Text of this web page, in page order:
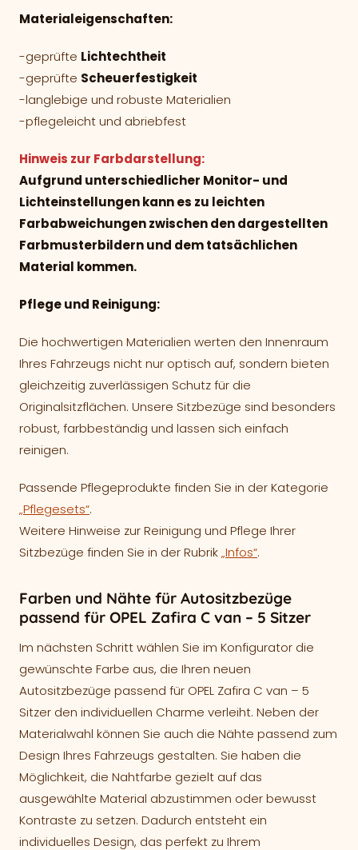
Materialeigenschaften:
-geprüfte Lichtechtheit
-geprüfte Scheuerfestigkeit
-langlebige und robuste Materialien
-pflegeleicht und abriebfest
Hinweis zur Farbdarstellung:
Aufgrund unterschiedlicher Monitor- und
Lichteinstellungen kann es zu leichten
Farbabweichungen zwischen den dargestellten
Farbmusterbildern und dem tatsächlichen
Material kommen.
Pflege und Reinigung:
Die hochwertigen Materialien werten den Innenraum
Ihres Fahrzeugs nicht nur optisch auf, sondern bieten
gleichzeitig zuverlässigen Schutz für die
Originalsitzflächen. Unsere Sitzbezüge sind besonders
robust, farbbeständig und lassen sich einfach
reinigen.
Passende Pflegeprodukte finden Sie in der Kategorie
„Pflegesets“.
Weitere Hinweise zur Reinigung und Pflege Ihrer
Sitzbezüge finden Sie in der Rubrik„Infos“.
Farben und Nähte für Autositzbezüge
passend für OPEL Zafira C van – 5 Sitzer
Im nächsten Schritt wählen Sie im Konfigurator die
gewünschte Farbe aus, die Ihren neuen
Autositzbezüge passend für OPEL Zafira C van – 5
Sitzer den individuellen Charme verleiht. Neben der
Materialwahl können Sie auch die Nähte passend zum
Design Ihres Fahrzeugs gestalten. Sie haben die
Möglichkeit, die Nahtfarbe gezielt auf das
ausgewählte Material abzustimmen oder bewusst
Kontraste zu setzen. Dadurch entsteht ein
individuelles Design, das perfekt zu Ihrem